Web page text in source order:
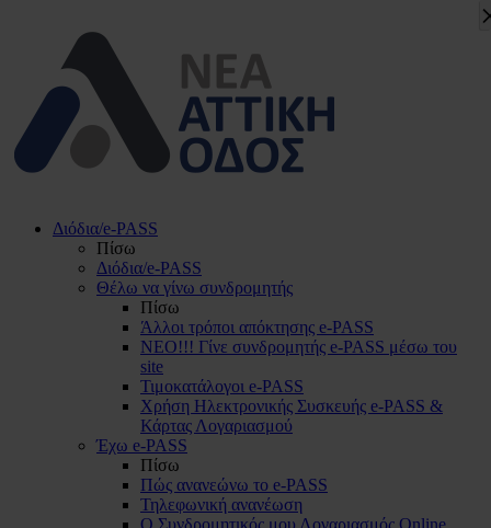
Διόδια/e-PASS
Πίσω
Διόδια/e-PASS
Θέλω να γίνω συνδρομητής
Πίσω
Άλλοι τρόποι απόκτησης e-PASS
ΝΕΟ!!! Γίνε συνδρομητής e-PASS μέσω του
site
Τιμοκατάλογοι e-PASS
Χρήση Ηλεκτρονικής Συσκευής e-PASS &
Κάρτας Λογαριασμού
Έχω e-PASS
Πίσω
Πώς ανανεώνω το e-PASS
Τηλεφωνική ανανέωση
Ο Συνδρομητικός μου Λογαριασμός Online